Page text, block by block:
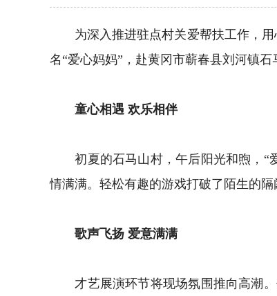
为深入推进驻点村关爱帮扶工作，用
名“爱心妈妈”，赴黄冈市蕲春县刘河镇
童心相遇 欢乐相伴
初夏的石马山村，午后阳光和煦，“爱
情满满。轻松有趣的游戏打破了陌生的
歌声飞扬 爱意满满
才艺展演环节将现场氛围推向高潮。